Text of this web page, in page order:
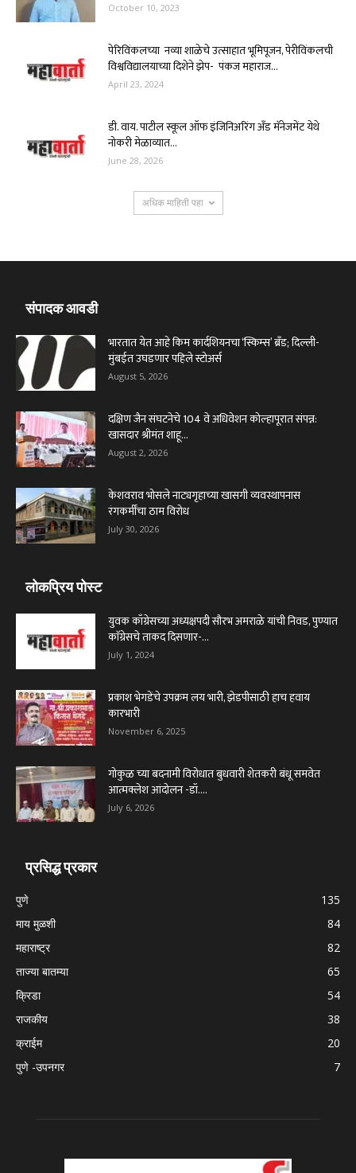
October 10, 2023
पेरिविंकलच्या नव्या शाळेचे उत्साहात भूमिपूजन, पेरीविंकलची
विश्वविद्यालयाच्या दिशेने झेप- पंकज महाराज...
April 23, 2024
डी. वाय. पाटील स्कूल ऑफ इंजिनिअरिंग अँड मॅनेजमेंट येथे
नोकरी मेळाव्यात...
June 28, 2026
अधिक माहिती पहा
संपादक आवडी
भारतात येत आहे किम कार्दशियनचा ‘स्किम्स’ ब्रँड; दिल्ली-
मुंबईत उघडणार पहिले स्टोअर्स
August 5, 2026
दक्षिण जैन संघटनेचे 104 वे अधिवेशन कोल्हापूरात संपन्न:
खासदार श्रीमंत शाहू...
August 2, 2026
केशवराव भोसले नाट्यगृहाच्या खासगी व्यवस्थापनास
रंगकर्मींचा ठाम विरोध
July 30, 2026
लोकप्रिय पोस्ट
युवक काँग्रेसच्या अध्यक्षपदी सौरभ अमराळे यांची निवड, पुण्यात
काॅग्रेसचे ताकद दिसणार-...
July 1, 2024
प्रकाश भेगडेंचे उपक्रम लय भारी, झेडपीसाठी हाच हवाय
कारभारी
November 6, 2025
गोकुळ च्या बदनामी विरोधात बुधवारी शेतकरी बंधू समवेत
आत्मक्लेश आंदोलन -डॉ....
July 6, 2026
प्रसिद्ध प्रकार
पुणे
135
माय मुळशी
84
महाराष्ट्र
82
ताज्या बातम्या
65
क्रिडा
54
राजकीय
38
क्राईम
20
पुणे -उपनगर
7